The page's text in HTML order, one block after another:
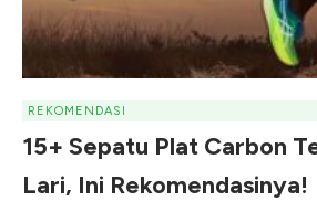
REKOMENDASI
15+ Sepatu Plat Carbon
Lari, Ini Rekomendasinya!